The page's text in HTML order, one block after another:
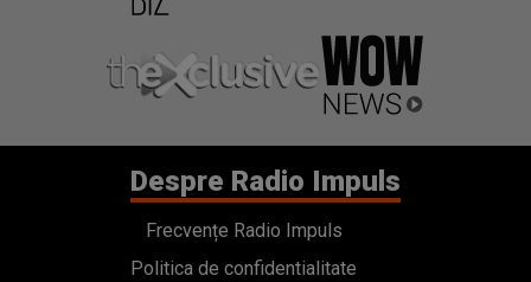
Despre Radio Impuls
Frecvențe Radio Impuls
Politica de confidentialitate